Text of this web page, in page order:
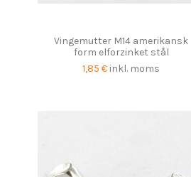
Vingemutter M14 amerikansk
form elforzinket stål
1,85 € inkl. moms